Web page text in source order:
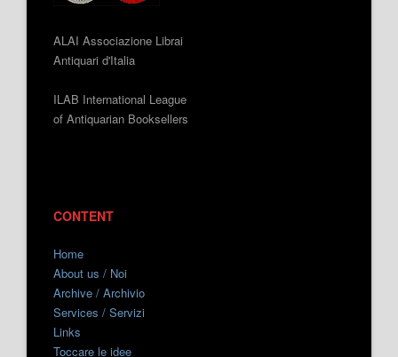
ALAI Associazione Librai
Antiquari d'Italia
ILAB International League
of Antiquarian Booksellers
CONTENT
Home
About us / Noi
Archive / Archivio
Services / Servizi
Links
Toccare le idee